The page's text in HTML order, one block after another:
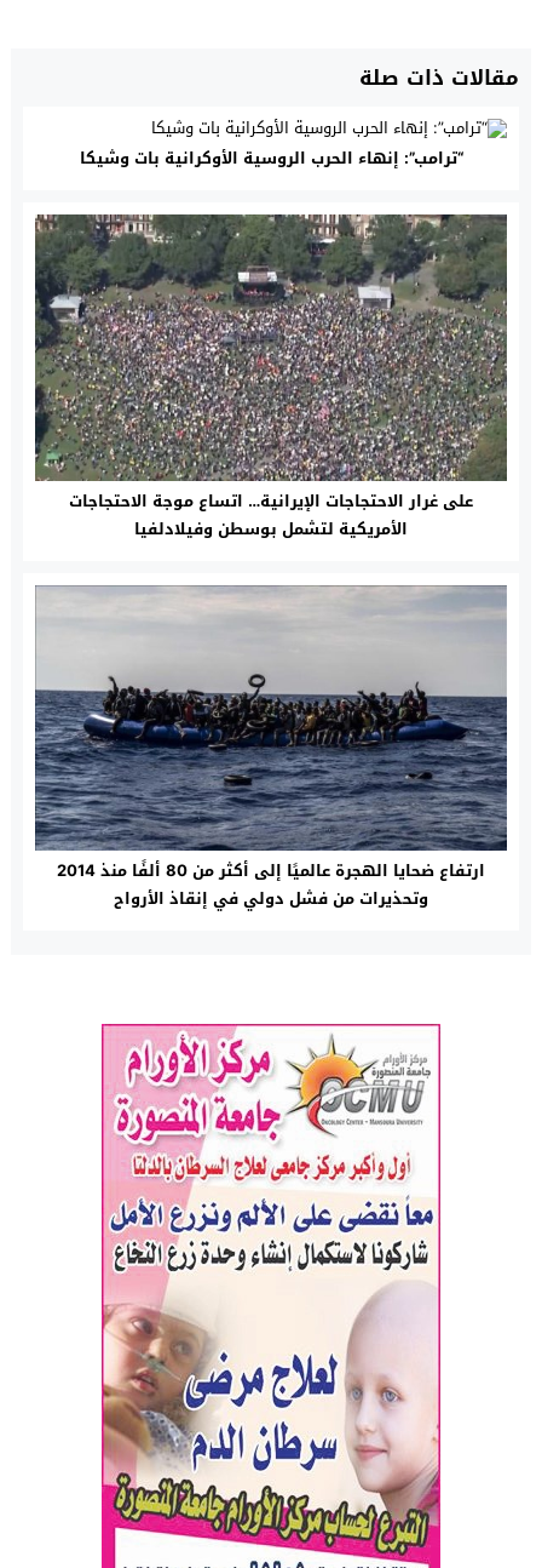
مقالات ذات صلة
“ترامب”: إنهاء الحرب الروسية الأوكرانية بات وشيكا
على غرار الاحتجاجات الإيرانية… اتساع موجة الاحتجاجات
الأمريكية لتشمل بوسطن وفيلادلفيا
ارتفاع ضحايا الهجرة عالميًا إلى أكثر من 80 ألفًا منذ 2014
وتحذيرات من فشل دولي في إنقاذ الأرواح